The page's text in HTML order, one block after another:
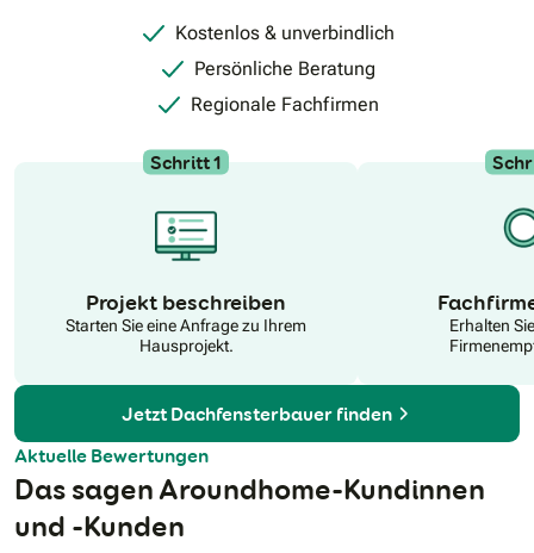
Lösung für Ihr Zuhause zu finden.Persönlicher Kontakt,
Zuverlässigkeit und eine verständliche Beratung stehen bei
mir im Mittelpunkt. Ich nehme mir Zeit für Ihre Fragen und
finde gemeinsam mit Ihnen die beste Lösung für Ihr Zuhause.
Kostenlos & unverbindlich
Persönliche Beratung
Regionale Fachfirmen
Schritt 1
Projekt beschreiben
Starten Sie eine Anfrage zu Ihrem
Hausprojekt.
Erhalten
Jetzt Dachfensterbauer finden
Aktuelle Bewertungen
Das sagen Aroundhome-Kundinnen
und -Kunden